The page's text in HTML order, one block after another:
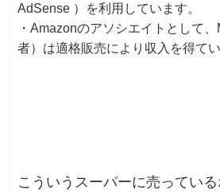
AdSense ）を利用しています。
・Amazonのアソシエイトとして
者）は適格販売により収入を得てい
こういうスーパーに売ってい